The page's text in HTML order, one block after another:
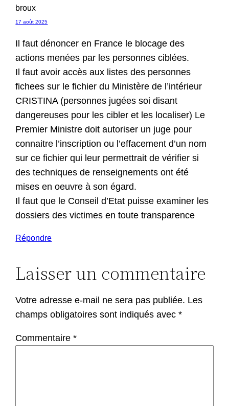
broux
17 août 2025
Il faut dénoncer en France le blocage des
actions menées par les personnes ciblées.
Il faut avoir accès aux listes des personnes
fichees sur le fichier du Ministère de l’intérieur
CRISTINA (personnes jugées soi disant
dangereuses pour les cibler et les localiser) Le
Premier Ministre doit autoriser un juge pour
connaitre l’inscription ou l’effacement d’un nom
sur ce fichier qui leur permettrait de vérifier si
des techniques de renseignements ont été
mises en oeuvre à son égard.
Il faut que le Conseil d’Etat puisse examiner les
dossiers des victimes en toute transparence
Répondre
Laisser un commentaire
Votre adresse e-mail ne sera pas publiée. Les
champs obligatoires sont indiqués avec*
Commentaire*